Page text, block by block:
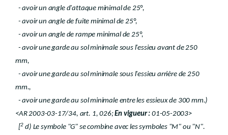
- avoir un angle d'attaque minimal de 25°,
- avoir un angle de fuite minimal de 25°,
- avoir un angle de rampe minimal de 25°,
- avoir une garde au sol minimale sous l'essieu avant de 250
mm,
- avoir une garde au sol minimale sous l'essieu arrière de 250
mm.,
- avoir une garde au sol minimale entre les essieux de 300 mm.)
<AR 2003-03-17/34, art. 1, 026;En vigueur : 01-05-2003>
[2 d) Le symbole "G" se combine avec les symboles "M" ou "N".